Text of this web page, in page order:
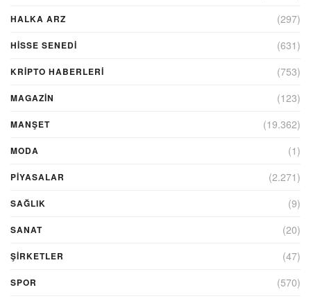
HALKA ARZ (297)
HİSSE SENEDİ (631)
KRIPTO HABERLERI (753)
MAGAZİN (123)
MANŞET (19.362)
MODA (1)
PİYASALAR (2.271)
SAĞLIK (9)
SANAT (20)
ŞIRKETLER (47)
SPOR (570)